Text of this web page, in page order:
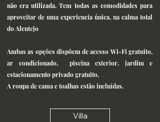
não era utilizada. Tem todas as comodidades para
aproveitar de uma experiencia única, na calma total
do Alentejo
Ambas as opções dispõem de acesso Wi-Fi gratuito,
ar condicionado, piscina exterior, jardim e
estacionamento privado gratuito.
A roupa de cama e toalhas estão incluídas.
Villa